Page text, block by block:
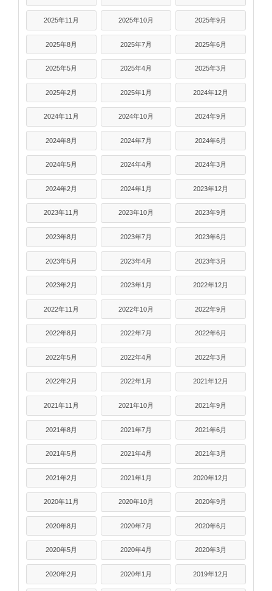
2025年11月 2025年10月 2025年9月
2025年8月 2025年7月 2025年6月
2025年5月 2025年4月 2025年3月
2025年2月 2025年1月 2024年12月
2024年11月 2024年10月 2024年9月
2024年8月 2024年7月 2024年6月
2024年5月 2024年4月 2024年3月
2024年2月 2024年1月 2023年12月
2023年11月 2023年10月 2023年9月
2023年8月 2023年7月 2023年6月
2023年5月 2023年4月 2023年3月
2023年2月 2023年1月 2022年12月
2022年11月 2022年10月 2022年9月
2022年8月 2022年7月 2022年6月
2022年5月 2022年4月 2022年3月
2022年2月 2022年1月 2021年12月
2021年11月 2021年10月 2021年9月
2021年8月 2021年7月 2021年6月
2021年5月 2021年4月 2021年3月
2021年2月 2021年1月 2020年12月
2020年11月 2020年10月 2020年9月
2020年8月 2020年7月 2020年6月
2020年5月 2020年4月 2020年3月
2020年2月 2020年1月 2019年12月